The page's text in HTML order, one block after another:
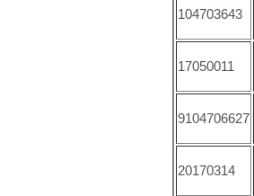
104703643
17050011
9104706627
20170314